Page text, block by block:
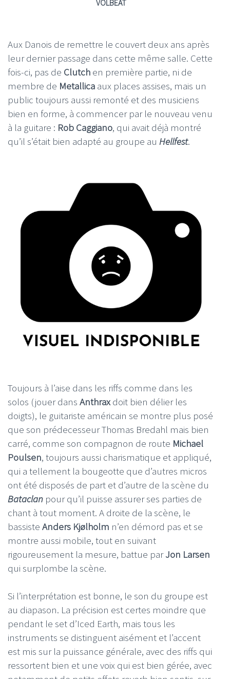
VOLBEAT
Aux Danois de remettre le couvert deux ans après
leur dernier passage dans cette même salle. Cette
fois-ci, pas de Clutch en première partie, ni de
membre de Metallica aux places assises, mais un
public toujours aussi remonté et des musiciens
bien en forme, à commencer par le nouveau venu
à la guitare : Rob Caggiano, qui avait déjà montré
qu’il s’était bien adapté au groupe au Hellfest.
Toujours à l’aise dans les riffs comme dans les
solos (jouer dans Anthrax doit bien délier les
doigts), le guitariste américain se montre plus posé
que son prédecesseur Thomas Bredahl mais bien
carré, comme son compagnon de route Michael
Poulsen, toujours aussi charismatique et appliqué,
qui a tellement la bougeotte que d’autres micros
ont été disposés de part et d’autre de la scène du
Bataclan pour qu’il puisse assurer ses parties de
chant à tout moment. A droite de la scène, le
bassiste Anders Kjølholm n’en démord pas et se
montre aussi mobile, tout en suivant
rigoureusement la mesure, battue parJon Larsen
qui surplombe la scène.
Si l’interprétation est bonne, le son du groupe est
au diapason. La précision est certes moindre que
pendant le set d’Iced Earth, mais tous les
instruments se distinguent aisément et l’accent
est mis sur la puissance générale, avec des riffs qui
ressortent bien et une voix qui est bien gérée, avec